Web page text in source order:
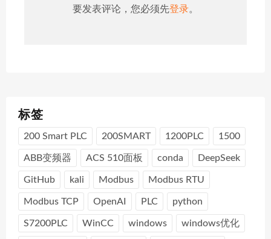
要发表评论，您必须先登录。
标签
200 Smart PLC 200SMART 1200PLC 1500
ABB变频器 ACS 510面板 conda DeepSeek
GitHub kali Modbus Modbus RTU
Modbus TCP OpenAI PLC python
S7200PLC WinCC windows windows优化